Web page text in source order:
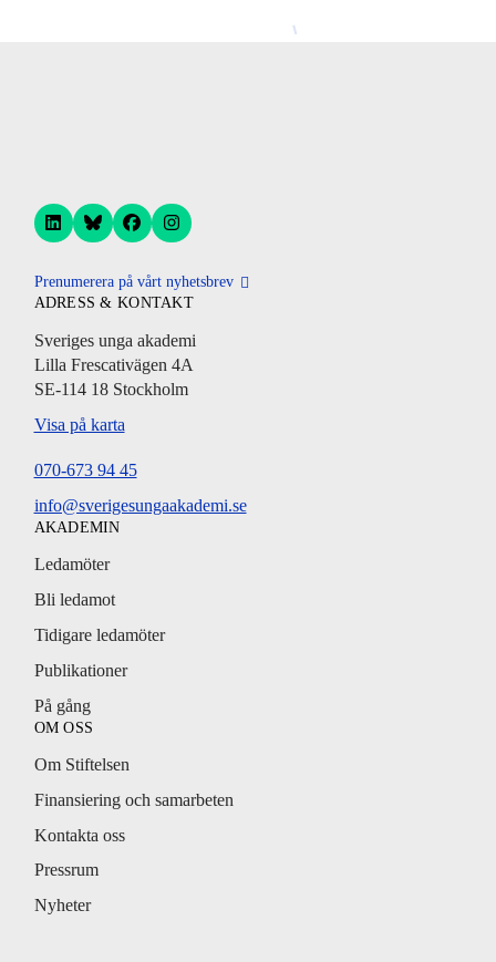
Prenumerera på vårt nyhetsbrev
ADRESS & KONTAKT
Sveriges unga akademi
Lilla Frescativägen 4A
SE-114 18 Stockholm
Visa på karta
070-673 94 45
info@sverigesungaakademi.se
AKADEMIN
Ledamöter
Bli ledamot
Tidigare ledamöter
Publikationer
På gång
OM OSS
Om Stiftelsen
Finansiering och samarbeten
Kontakta oss
Pressrum
Nyheter